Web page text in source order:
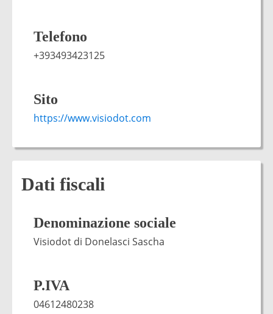
Telefono
+393493423125
Sito
https://www.visiodot.com
Dati fiscali
Denominazione sociale
Visiodot di Donelasci Sascha
P.IVA
04612480238